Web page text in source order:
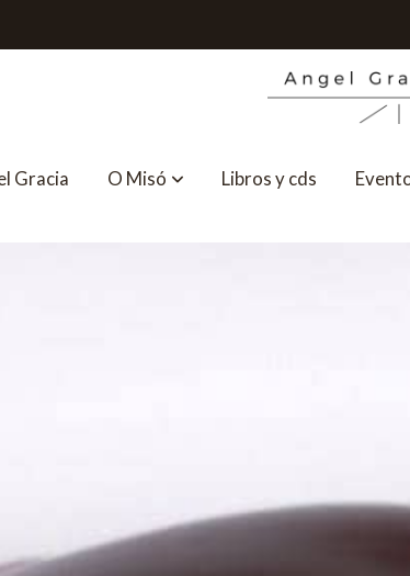
Gracia O Misó Libros y cds